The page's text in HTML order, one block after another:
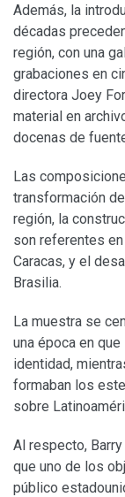
Además, la
décadas
región, con una
grabaciones en
directora Joey
material en
docenas de
Las
transformación
región, la
son referentes
Caracas, y el
Brasilia.
La muestra se
una época en
identidad,
formaban los
sobre
Al respecto,
que uno de los
público